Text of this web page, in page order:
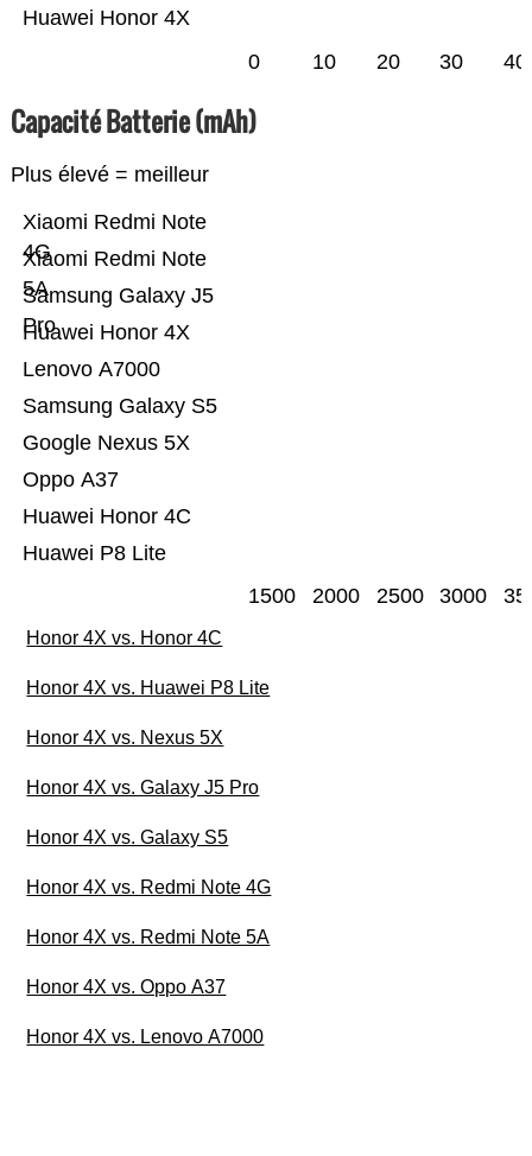
Huawei Honor 4X
0 10 20 30 40
Capacité Batterie (mAh)
Plus élevé = meilleur
Huawei P8 Lite
Huawei Honor 4C
Oppo A37
Google Nexus 5X
Samsung Galaxy S5
Lenovo A7000
Huawei Honor 4X
Samsung Galaxy J5
Pro
Xiaomi Redmi Note
5A
Xiaomi Redmi Note
4G
1500 2000 2500 3000
Honor 4X vs. Honor 4C
Honor 4X vs. Huawei P8 Lite
Honor 4X vs. Nexus 5X
Honor 4X vs. Galaxy J5 Pro
Honor 4X vs. Galaxy S5
Honor 4X vs. Redmi Note 4G
Honor 4X vs. Redmi Note 5A
Honor 4X vs. Oppo A37
Honor 4X vs. Lenovo A7000